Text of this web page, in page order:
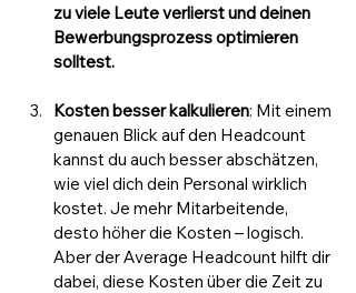
zu viele Leute verlierst und deinen
Bewerbungsprozess optimieren
solltest.
Kosten besser kalkulieren: Mit einem
genauen Blick auf den Headcount
kannst du auch besser abschätzen,
wie viel dich dein Personal wirklich
kostet. Je mehr Mitarbeitende,
desto höher die Kosten – logisch.
Aber der Average Headcount hilft dir
dabei, diese Kosten über die Zeit zu